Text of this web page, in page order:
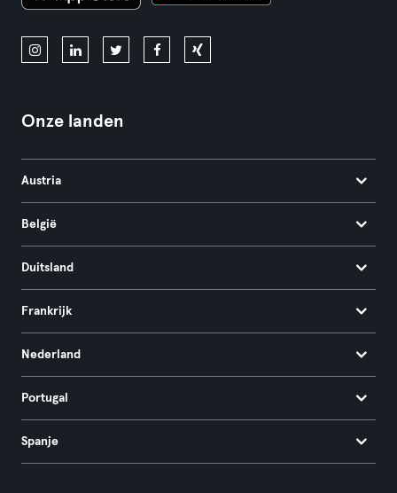
Onze landen
Austria
België
Duitsland
Frankrijk
Nederland
Portugal
Spanje